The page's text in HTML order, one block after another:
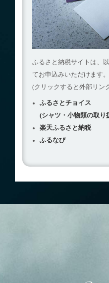
ふるさと納税サイトは、
てお申込みいただけます。
(クリックすると外部リン
ふるさとチョイス
(シャツ・小物類の取り
楽天ふるさと納税
ふるなび